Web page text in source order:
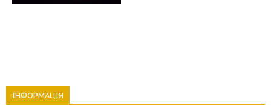
ІНФОРМАЦІЯ